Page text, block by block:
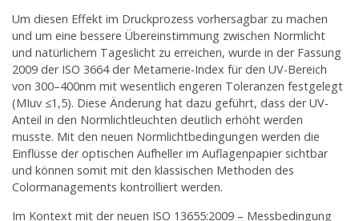
Um diesen Effekt im Druckprozess vorhersagbar zu machen
und um eine bessere Übereinstimmung zwischen Normlicht
und natürlichem Tageslicht zu erreichen, wurde in der Fassung
2009 der ISO 3664 der Metamerie-Index für den UV-Bereich
von 300–400nm mit wesentlich engeren Toleranzen festgelegt
(MIuv ≤1,5). Diese Änderung hat dazu geführt, dass der UV-
Anteil in den Normlichtleuchten deutlich erhöht werden
musste. Mit den neuen Normlichtbedingungen werden die
Einflüsse der optischen Aufheller im Auflagenpapier sichtbar
und können somit mit den klassischen Methoden des
Colormanagements kontrolliert werden.
Im Kontext mit der neuen ISO 13655:2009 – Messbedingung